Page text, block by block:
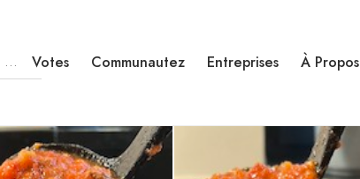
Votes Communautez Entreprises À Propos